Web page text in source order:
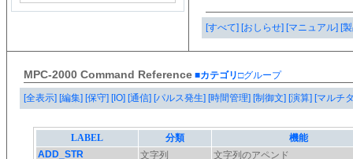
[すべて] [おしらせ] [マニュアル] [
MPC-2000 Command Reference ■カテゴリ□グループ
[全表示] [編集] [保守] [IO] [通信] [パルス発生] [時間管理] [制御文] [演算] [マルチ